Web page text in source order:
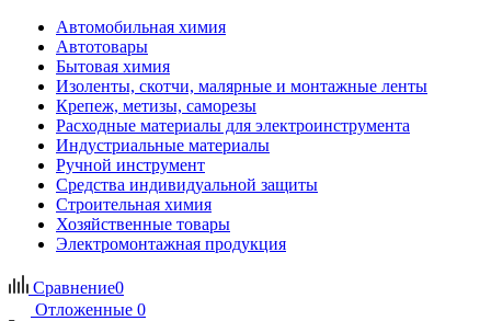
Автомобильная химия
Автотовары
Бытовая химия
Изоленты, скотчи, малярные и монтажные ленты
Крепеж, метизы, саморезы
Расходные материалы для электроинструмента
Индустриальные материалы
Ручной инструмент
Средства индивидуальной защиты
Строительная химия
Хозяйственные товары
Электромонтажная продукция
Сравнение0
Отложенные 0